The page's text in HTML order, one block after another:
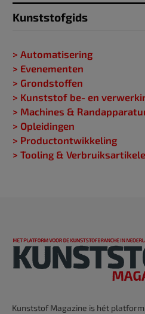
Kunststofgids
> Automatisering
> Evenementen
> Grondstoffen
> Kunststof be- en
> Machines &
> Opleidingen
> Productontwikkeling
> Tooling &
Kunststof Magazine is hét